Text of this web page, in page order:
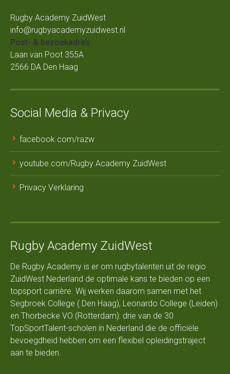
Rugby Academy ZuidWest
info@rugbyacademyzuidwest.nl
Post- & bezoekadres:
Laan van Poot 355A
2566 DA Den Haag
Social Media & Privacy
facebook.com/razw
youtube.com/Rugby Academy ZuidWest
Privacy Verklaring
Rugby Academy ZuidWest
De Rugby Academy is er om rugbytalenten uit de regio
ZuidWest Nederland de optimale kans te bieden op een
topsport carrière. Wij werken daarom samen met het
Segbroek College ( Den Haag), Leonardo College (Leiden)
en Thorbecke VO (Rotterdam): drie van de 30
TopSportTalent-scholen in Nederland die de officiële
bevoegdheid hebben om een flexibel opleidingstraject
aan te bieden.